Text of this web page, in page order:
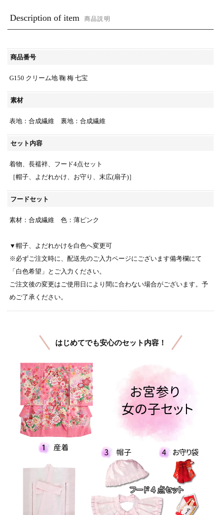
Description of item 商品説明
商品番号
G150 クリーム地 鞠 梅 七宝
素材
表地：合成繊維 裏地：合成繊維
セット内容
着物、長襦袢、フード4点セット
［帽子、よだれかけ、お守り、末広(扇子)］
フードセット
素材：合成繊維 色：薄ピンク
▼帽子、よだれかけを白色へ変更可
※必ずご注文時に、配送先のご入力ページにございます備考欄にて
「白色希望」とご入力ください。
ご注文後の変更はご使用日により間に合わない場合がございます。予
めご了承ください。
はじめてでも安心のセット内容！